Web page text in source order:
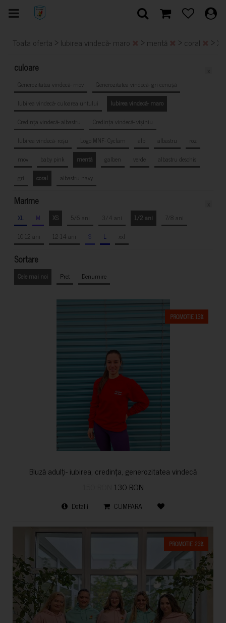
Toata oferta > Iubirea vindecă- maro > mentă > coral >
culoare
Generozitatea vindecă- mov
Generozitatea vindecă- gri cenușă
Iubirea vindecă- culoarea untului
Iubirea vindecă- maro
Credința vindecă- albastru
Credința vindecă- vișiniu
Iubirea vindecă- roșu
Logo MNF- Cyclam alb albastru
roz
mov
baby pink mentă galben verde
albastru deschis
gri
coral albastru navy
Marime
XL M XS 5/6 ani 3/4 ani 1/2 ani
7/8 ani
10-12 ani
12-14 ani S L xxl
Sortare
Cele mai noi Pret Denumire
PROMOTIE 13%
Bluză adulți- iubirea, credința, generozitatea vindecă
130 RON
Detalii CUMPARA
PROMOTIE 23%